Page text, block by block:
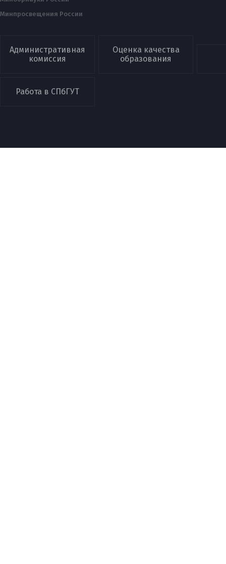
Минпросвещения России
Административная
комиссия
Оценка качества
образования
Работа в СПбГУТ